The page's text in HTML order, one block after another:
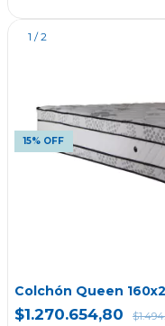
1 /2
15% OFF
Colchón Queen
$1.270.654,80